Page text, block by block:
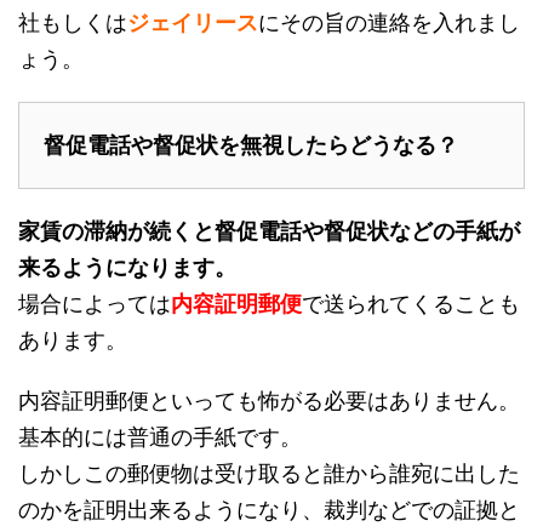
社もしくはジェイリースにその旨の連絡を入れまし
ょう。
督促電話や督促状を無視したらどうなる？
家賃の滞納が続くと督促電話や督促状などの手紙が
来るようになります。
場合によっては内容証明郵便で送られてくることも
あります。
内容証明郵便といっても怖がる必要はありません。
基本的には普通の手紙です。
しかしこの郵便物は受け取ると誰から誰宛に出した
のかを証明出来るようになり、裁判などでの証拠と